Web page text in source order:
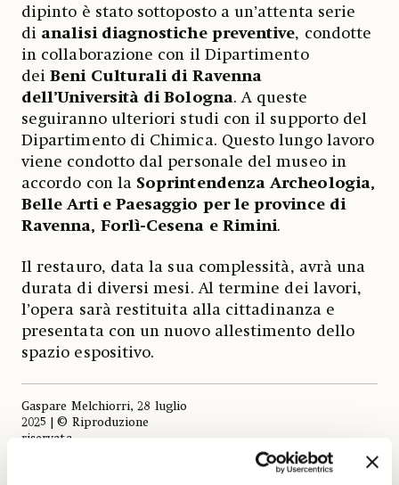
dipinto è stato sottoposto a un’attenta serie
di analisi diagnostiche preventive, condotte
in collaborazione con il Dipartimento
deiBeni Culturali di Ravenna
dell’Università di Bologna. A queste
seguiranno ulteriori studi con il supporto del
Dipartimento di Chimica. Questo lungo lavoro
viene condotto dal personale del museo in
accordo con la Soprintendenza Archeologia,
Belle Arti e Paesaggio per le province di
Ravenna, Forlì-Cesena e Rimini.
Il restauro, data la sua complessità, avrà una
durata di diversi mesi. Al termine dei lavori,
l’opera sarà restituita alla cittadinanza e
presentata con un nuovo allestimento dello
spazio espositivo.
Gaspare Melchiorri, 28 luglio
2025 | © Riproduzione
riservata